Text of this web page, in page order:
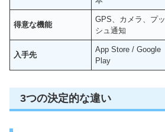
得意な機能
GPS、カメラ、プッ
シュ通知
入手先
App Store / Google
Play
3つの決定的な違い